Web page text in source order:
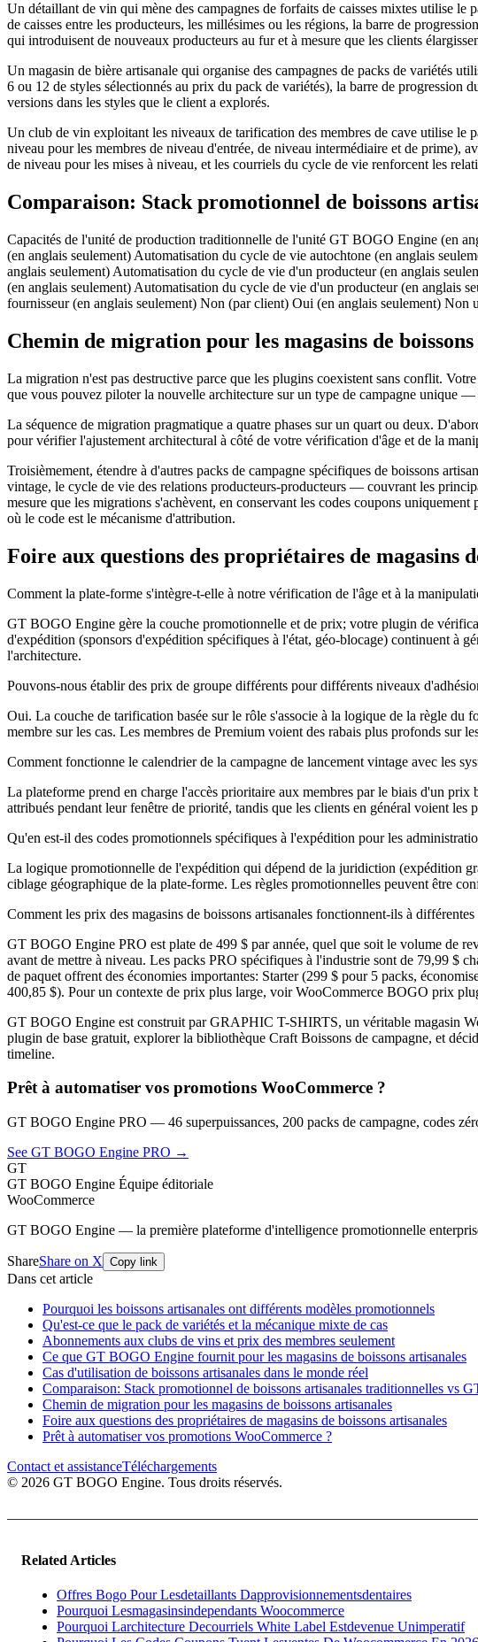
Un détaillant de vin qui mène des campagnes de forfaits de caisses mixtes utilise le
de caisses entre les producteurs, les millésimes ou les régions, la barre de
qui introduisent de nouveaux producteurs au fur et à mesure que les clients
Un magasin de bière artisanale qui organise des campagnes de packs de variétés
6 ou 12 de styles sélectionnés au prix du pack de variétés), la barre de
versions dans les styles que le client a explorés.
Un club de vin exploitant les niveaux de tarification des membres de cave utilise le
niveau pour les membres de niveau d'entrée, de niveau intermédiaire et de prime),
de niveau pour les mises à niveau, et les courriels du cycle de vie renforcent les
Comparaison: Stack promotionnel de boissons
Capacités de l'unité de production traditionnelle de l'unité GT BOGO Engine (en
(en anglais seulement) Automatisation du cycle de vie autochtone (en anglais
anglais seulement) Automatisation du cycle de vie d'un producteur (en anglais
(en anglais seulement) Automatisation du cycle de vie d'un producteur (en anglais
fournisseur (en anglais seulement) Non (par client) Oui (en anglais seulement) Non
Chemin de migration pour les magasins de
La migration n'est pas destructive parce que les plugins coexistent sans conflit.
que vous pouvez piloter la nouvelle architecture sur un type de campagne unique
La séquence de migration pragmatique a quatre phases sur un quart ou deux.
pour vérifier l'ajustement architectural à côté de votre vérification d'âge et de la
Troisièmement, étendre à d'autres packs de campagne spécifiques de boissons
vintage, le cycle de vie des relations producteurs-producteurs — couvrant les
mesure que les migrations s'achèvent, en conservant les codes coupons
où le code est le mécanisme d'attribution.
Foire aux questions des propriétaires de magasins
Comment la plate-forme s'intègre-t-elle à notre vérification de l'âge et à la
GT BOGO Engine gère la couche promotionnelle et de prix; votre plugin de
d'expédition (sponsors d'expédition spécifiques à l'état, géo-blocage) continuent à
l'architecture.
Pouvons-nous établir des prix de groupe différents pour différents niveaux
Oui. La couche de tarification basée sur le rôle s'associe à la logique de la règle
membre sur les cas. Les membres de Premium voient des rabais plus profonds sur
Comment fonctionne le calendrier de la campagne de lancement vintage avec les
La plateforme prend en charge l'accès prioritaire aux membres par le biais d'un
attribués pendant leur fenêtre de priorité, tandis que les clients en général voient les
Qu'en est-il des codes promotionnels spécifiques à l'expédition pour les
La logique promotionnelle de l'expédition qui dépend de la juridiction (expédition
ciblage géographique de la plate-forme. Les règles promotionnelles peuvent être
Comment les prix des magasins de boissons artisanales fonctionnent-ils à différentes
GT BOGO Engine PRO est plate de 499 $ par année, quel que soit le volume de
avant de mettre à niveau. Les packs PRO spécifiques à l'industrie sont de 79,99 $
de paquet offrent des économies importantes: Starter (299 $ pour 5 packs,
400,85 $). Pour un contexte de prix plus large, voir WooCommerce BOGO prix
GT BOGO Engine est construit par GRAPHIC T-SHIRTS, un véritable magasin
plugin de base gratuit, explorer la bibliothèque Craft Boissons de campagne, et
timeline.
Prêt à automatiser vos promotions WooCommerce ?
GT BOGO Engine PRO — 46 superpuissances, 200 packs de campagne, codes
See GT BOGO Engine PRO →
GT
GT BOGO Engine Équipe éditoriale
WooCommerce
GT BOGO Engine — la première plateforme d'intelligence promotionnelle
ShareShare on X Copy link
Dans cet article
Pourquoi les boissons artisanales ont différents modèles promotionnels
Qu'est-ce que le pack de variétés et la mécanique mixte de cas
Abonnements aux clubs de vins et prix des membres seulement
Ce que GT BOGO Engine fournit pour les magasins de boissons artisanales
Cas d'utilisation de boissons artisanales dans le monde réel
Comparaison: Stack promotionnel de boissons artisanales traditionnelles vs
Chemin de migration pour les magasins de boissons artisanales
Foire aux questions des propriétaires de magasins de boissons artisanales
Prêt à automatiser vos promotions WooCommerce ?
Contact et assistanceTéléchargements
© 2026 GT BOGO Engine. Tous droits réservés.
Related Articles
Offres Bogo Pour Lesdetaillants Dapprovisionnementsdentaires
Pourquoi Lesmagasinsindependants Woocommerce
Pourquoi Larchitecture Decourriels White Label Estdevenue Unimperatif